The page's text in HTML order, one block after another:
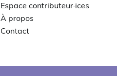
Espace contributeur·ices
À propos
Contact